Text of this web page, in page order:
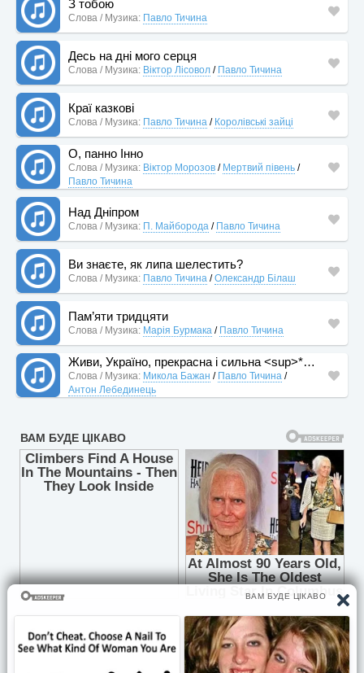
З тобою
Слова / Музика: Павло Тичина
Десь на дні мого серця
Слова / Музика: Віктор Лісовол / Павло Тичина
Краї казкові
Слова / Музика: Павло Тичина / Королівські зайці
О, панно Інно
Слова / Музика: Віктор Морозов / Мертвий півень /
Павло Тичина
Над Дніпром
Слова / Музика: П. Майборода / Павло Тичина
Ви знаєте, як липа шелестить?
Слова / Музика: Павло Тичина /Олександр Білаш
Пам’яти тридцяти
Слова / Музика: Марія Бурмака / Павло Тичина
Живи, Україно, прекрасна і сильна <sup>*</sup>
Слова / Музика: Микола Бажан / Павло Тичина /
Антон Лебединець